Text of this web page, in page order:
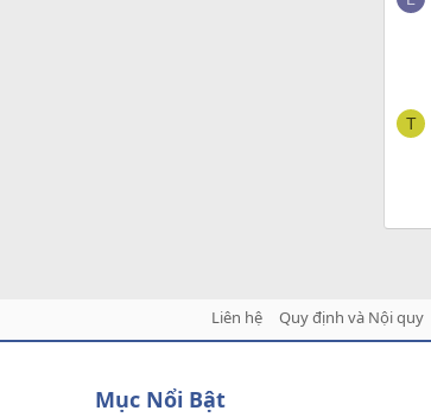
T
Liên hệ Quy định và Nội quy
Mục Nổi Bật